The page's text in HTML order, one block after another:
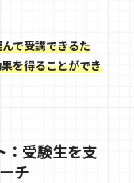
で受講できるた
を得ることができ
：受験生を支
チ